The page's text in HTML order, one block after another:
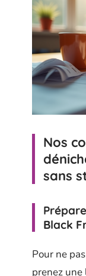
Nos
sans
Black
Pour ne
prenez une